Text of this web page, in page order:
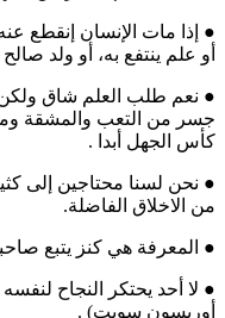
● إذا مات الإنسان إنقطع
أو علم ينتفع به، أو ولد
● نعم طلب العلم شاق ولكن
جسر من التعب والمشقة
كأس الجهل أبدا .
● نحن لسنا محتاجين إلى
من الاخلاق الفاضلة.
● المعرفة هي كنز يتبع
● لا أحد يحتكر النجاح
أوريسون سويت) .